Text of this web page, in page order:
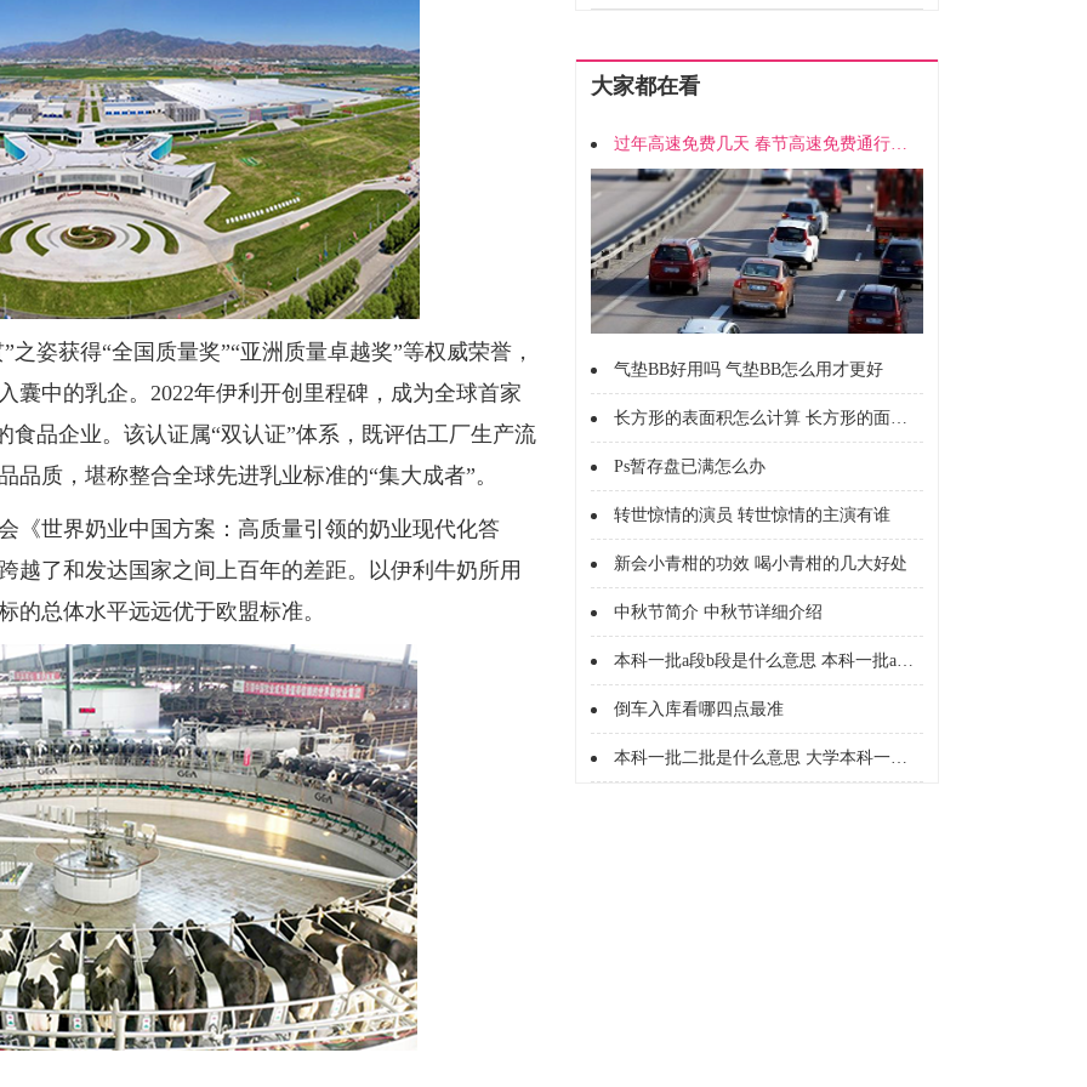
姿获得“全国质量奖”“亚洲质量卓越奖”等权威荣誉，
囊中的乳企。2022年伊利开创里程碑，成为全球首家
食品企业。该认证属“双认证”体系，既评估工厂生产流
质，堪称整合全球先进乳业标准的“集大成者”。
《世界奶业中国方案：高质量引领的奶业现代化答
越了和发达国家之间上百年的差距。以伊利牛奶所用
的总体水平远远优于欧盟标准。
大家都在看
过年高速免费几天 春节高速免费通行时间
气垫BB好用吗 气垫BB怎么用才更好
长方形的表面积怎么计算 长方形的面积怎么计算的
Ps暂存盘已满怎么办
转世惊情的演员 转世惊情的主演有谁
新会小青柑的功效 喝小青柑的几大好处
中秋节简介 中秋节详细介绍
本科一批a段b段是什么意思 本科一批a段b段什么意思
倒车入库看哪四点最准
本科一批二批是什么意思 大学本科一批二批是什么意思